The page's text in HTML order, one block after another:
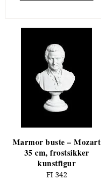
Marmor buste – Mozart
35 cm, frostsikker
kunstfigur
FI 342